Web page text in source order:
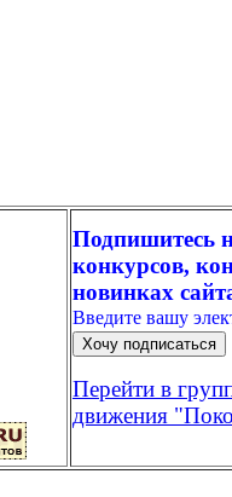
Подпишитесь
конкурсов,
новинках
Введите вашу
Перейти в
движения